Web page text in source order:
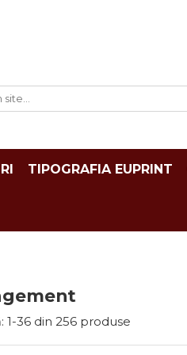
TIPOGRAFIA EUPRINT
1-36 din 256 produse